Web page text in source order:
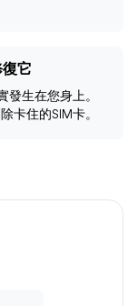
它
發生在您身上。
卡住的SIM卡。